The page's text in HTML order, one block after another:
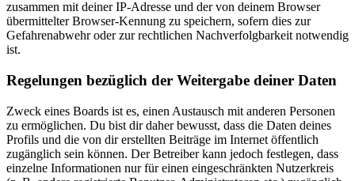
zusammen mit deiner IP-Adresse und der von deinem Browser
übermittelter Browser-Kennung zu speichern, sofern dies zur
Gefahrenabwehr oder zur rechtlichen Nachverfolgbarkeit notwendig
ist.
Regelungen bezüglich der Weitergabe deiner Daten
Zweck eines Boards ist es, einen Austausch mit anderen Personen
zu ermöglichen. Du bist dir daher bewusst, dass die Daten deines
Profils und die von dir erstellten Beiträge im Internet öffentlich
zugänglich sein können. Der Betreiber kann jedoch festlegen, dass
einzelne Informationen nur für einen eingeschränkten Nutzerkreis